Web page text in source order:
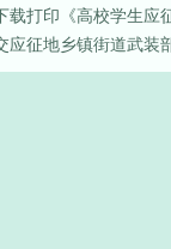
载打印《高校学生应
征地乡镇街道武装